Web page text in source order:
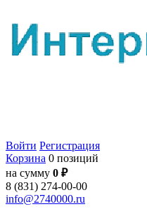
Войти Регистрация
Корзина 0 позиций
на сумму 0 ₽
8 (831) 274-00-00
info@2740000.ru